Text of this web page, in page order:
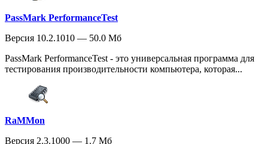
PassMark PerformanceTest
Версия 10.2.1010 — 50.0 Мб
PassMark PerformanceTest - это универсальная программа для
тестирования производительности компьютера, которая...
RaMMon
Версия 2.3.1000 — 1.7 Мб